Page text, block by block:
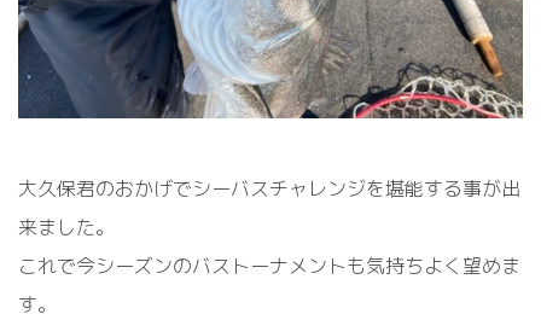
大久保君のおかげでシーバスチャレンジを堪能する事が出
来ました。
これで今シーズンのバストーナメントも気持ちよく望めま
す。